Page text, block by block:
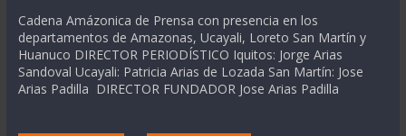
Cadena Amázonica de Prensa con presencia en los
departamentos de Amazonas, Ucayali, Loreto San Martín y
Huanuco DIRECTOR PERIODÍSTICO Iquitos: Jorge Arias
Sandoval Ucayali: Patricia Arias de Lozada San Martín: Jose
Arias Padilla DIRECTOR FUNDADOR Jose Arias Padilla